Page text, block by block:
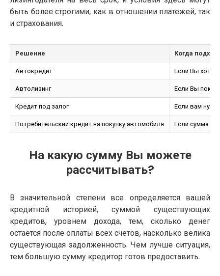
быть более строгими, как в отношении платежей, так
и страхования.
Решение
Когда
Автокредит
Если Вы
Автолизинг
Если Вы
Кредит под залог
Если вам
Потребительский кредит на покупку автомобиля
Если сумма
На какую сумму Вы можете
рассчитывать?
В значительной степени все определяется вашей
кредитной историей, суммой существующих
кредитов, уровнем дохода, тем, сколько денег
остается после оплаты всех счетов, насколько велика
существующая задолженность. Чем лучше ситуация,
тем большую сумму кредитор готов предоставить.